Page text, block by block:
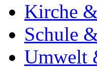
Kirche
Schule
Umwelt